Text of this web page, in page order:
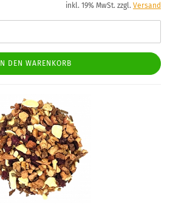
inkl. 19% MwSt. zzgl. Versand
IN DEN WARENKORB